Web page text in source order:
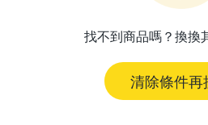
找不到商品嗎？換換
清除條件再